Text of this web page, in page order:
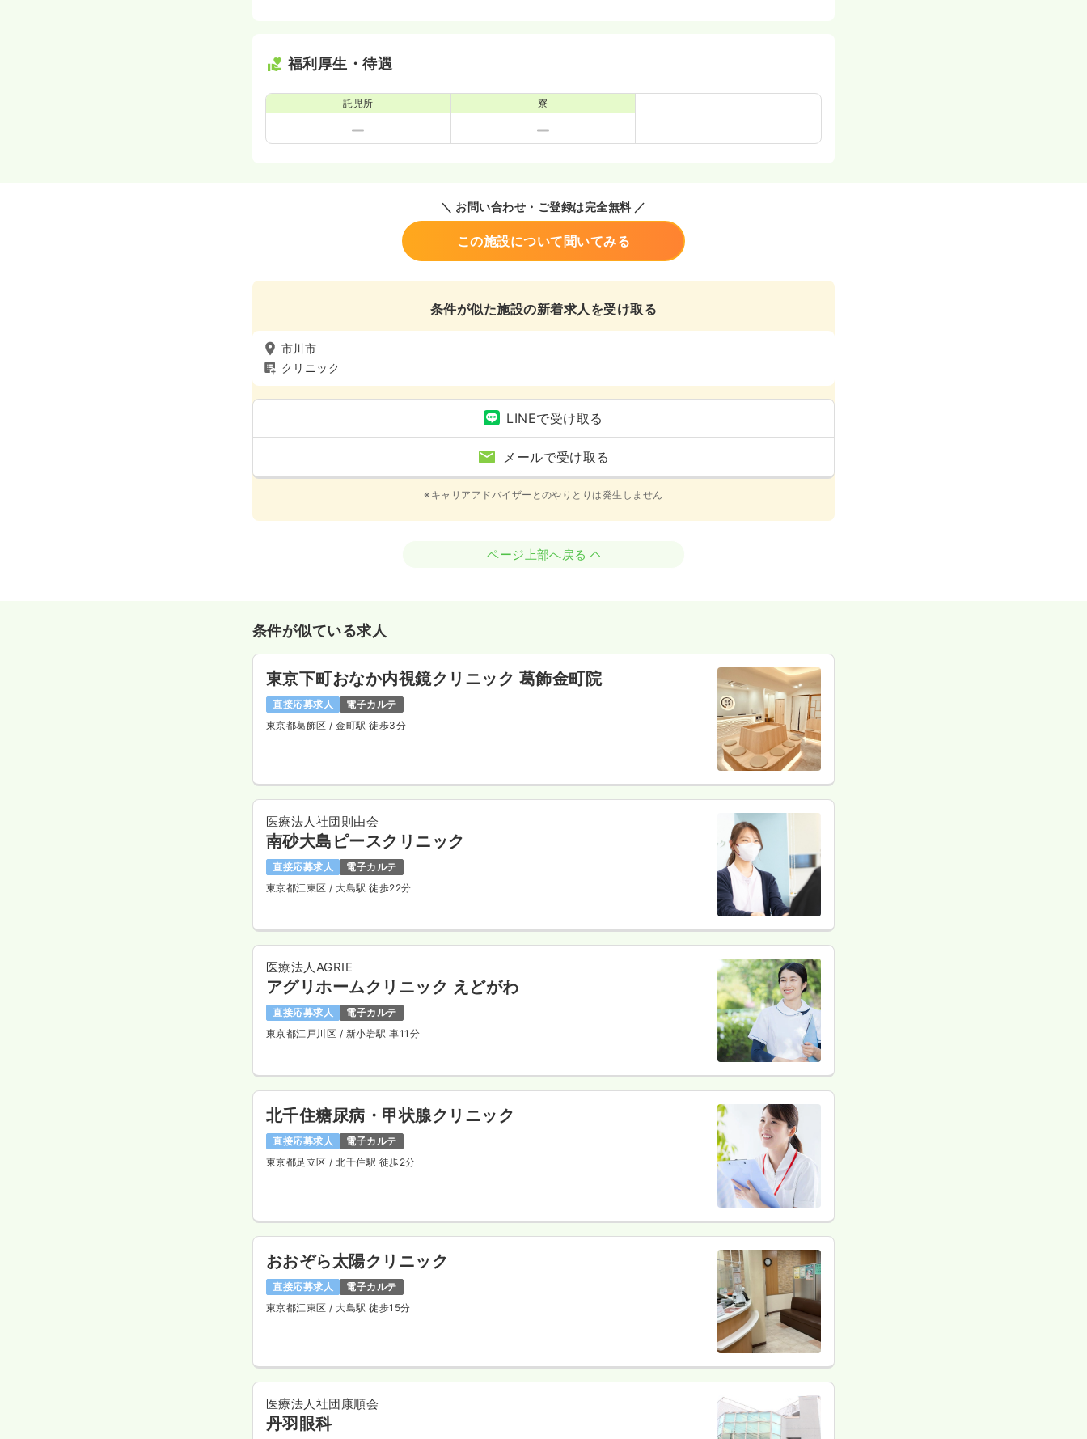
福利厚生・待遇
託児所 寮
＼ お問い合わせ・ご登録は完全無料 ／
この施設について聞いてみる
条件が似た施設の新着求人を受け取る
市川市
クリニック
LINEで受け取る
メールで受け取る
※キャリアアドバイザーとのやりとりは発生しません
ページ上部へ戻る
条件が似ている求人
東京下町おなか内視鏡クリニック 葛飾金町院
直接応募求人
電子カルテ
東京都葛飾区/ 金町駅 徒歩3分
医療法人社団則由会
南砂大島ピースクリニック
直接応募求人
電子カルテ
東京都江東区/ 大島駅 徒歩22分
医療法人AGRIE
アグリホームクリニック えどがわ
直接応募求人
電子カルテ
東京都江戸川区 / 新小岩駅 車11分
北千住糖尿病・甲状腺クリニック
直接応募求人
電子カルテ
東京都足立区/ 北千住駅 徒歩2分
おおぞら太陽クリニック
直接応募求人
電子カルテ
東京都江東区/ 大島駅 徒歩15分
医療法人社団康順会
丹羽眼科